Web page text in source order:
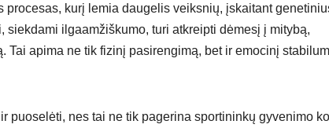
procesas, kurį lemia daugelis veiksnių, įskaitant
ilgaamžiškumo, turi atkreipti dėmesį į mitybą,
apima ne tik fizinį pasirengimą, bet ir emocinį
puoselėti, nes tai ne tik pagerina sportininkų gyvenimo